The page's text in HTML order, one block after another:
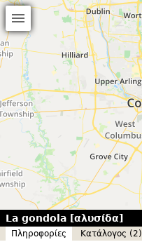
La gondola [αλυσίδα]
Πληροφορίες Κατάλογος (2)